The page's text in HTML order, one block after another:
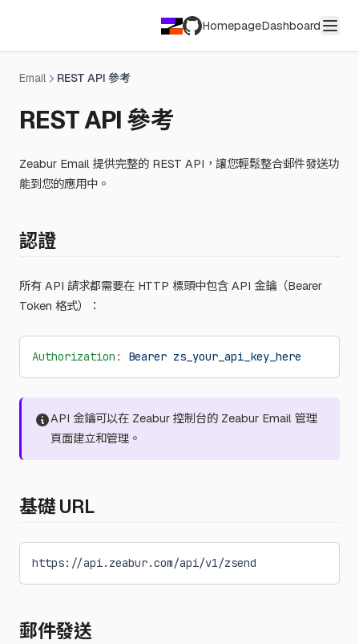
HomepageDashboard
Email REST API 參考
REST API 參考
Zeabur Email 提供完整的 REST API，讓您輕鬆整合郵件發送功
能到您的應用中。
認證
所有 API 請求都需要在 HTTP 標頭中包含 API 金鑰（Bearer
Token 格式）：
Authorization : Bearer zs_your_api_key_here
API 金鑰可以在 Zeabur 控制台的 Zeabur Email 管理
頁面建立和管理。
基礎 URL
https://api.zeabur.com/api/v1/zsend
郵件發送